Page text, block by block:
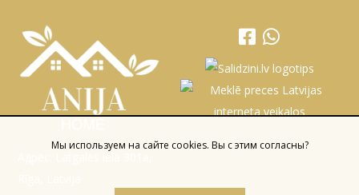
Мы используем на сайте cookies. Вы с этим согласны?